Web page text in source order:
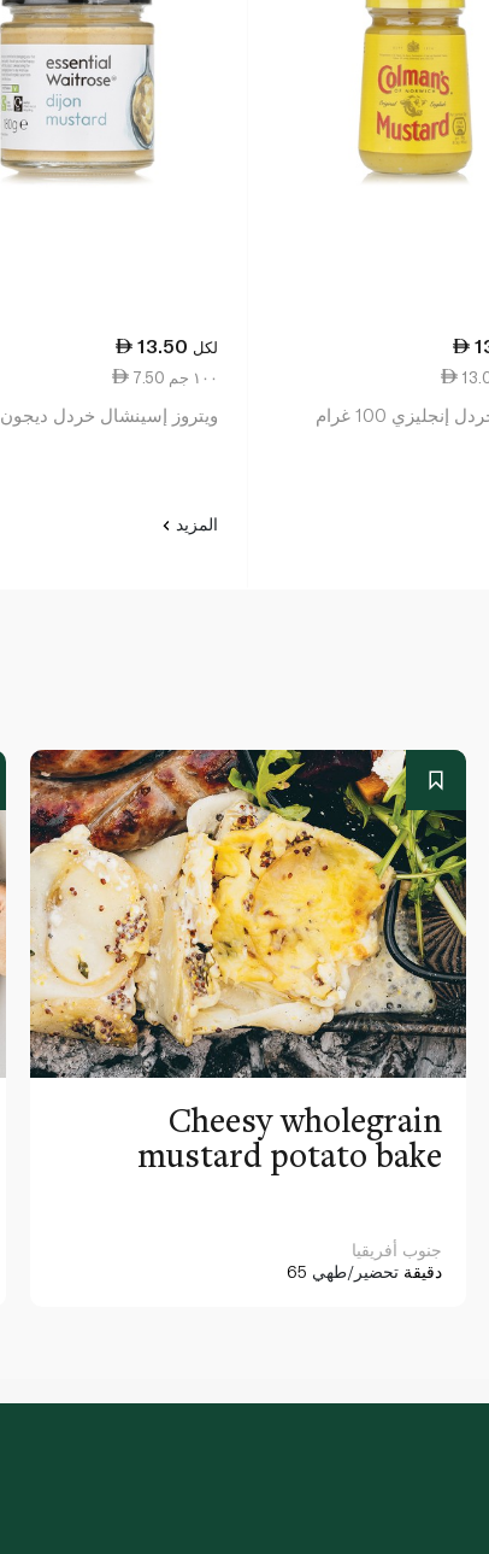
إنجليزي 100 غرام
13.50 لكل
7.50 ١٠٠ جم
ويتروز إسينشال خردل ديجون 180 غ
المزيد
Cheesy wholegrain
mustard potato bake
جنوب أفريقيا
65 دقيقة تحضير/طهي